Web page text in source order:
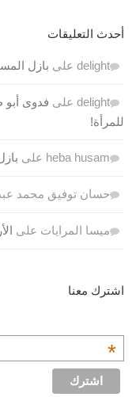
أحدث التعليقات
delight على بازل
delight على فدوى أبو
للمرأة!
heba husam على
حسان توفيق محمد
ميسا المرايات على
اشترك معنا
*